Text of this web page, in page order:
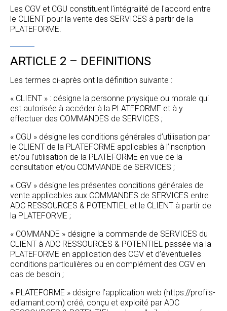
Les CGV et CGU constituent l'intégralité de l'accord entre
le CLIENT pour la vente des SERVICES à partir de la
PLATEFORME.
ARTICLE 2 – DEFINITIONS
Les termes ci-après ont la définition suivante :
« CLIENT » : désigne la personne physique ou morale qui
est autorisée à accéder à la PLATEFORME et à y
effectuer des COMMANDES de SERVICES ;
« CGU » désigne les conditions générales d’utilisation par
le CLIENT de la PLATEFORME applicables à l’inscription
et/ou l’utilisation de la PLATEFORME en vue de la
consultation et/ou COMMANDE de SERVICES ;
« CGV » désigne les présentes conditions générales de
vente applicables aux COMMANDES de SERVICES entre
ADC RESSOURCES & POTENTIEL et le CLIENT à partir de
la PLATEFORME ;
« COMMANDE » désigne la commande de SERVICES du
CLIENT à ADC RESSOURCES & POTENTIEL passée via la
PLATEFORME en application des CGV et d’éventuelles
conditions particulières ou en complément des CGV en
cas de besoin ;
« PLATEFORME » désigne l’application web (https://profils-
ediamant.com) créé, conçu et exploité par ADC